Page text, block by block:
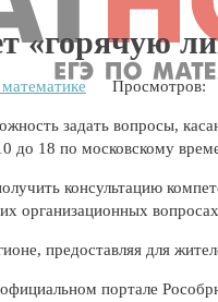
«горячую
Просмотров:
задать вопросы,
до 18 по московскому
консультацию
организационных
предоставляя для
портале